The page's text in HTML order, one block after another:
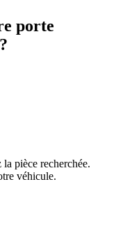
porte
pièce recherchée.
véhicule.